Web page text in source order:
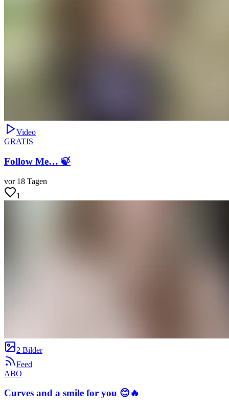
Video
GRATIS
Follow Me… 🍃
vor 18 Tagen
1
2 Bilder
Feed
ABO
Curves and a smile for you 😊🔥